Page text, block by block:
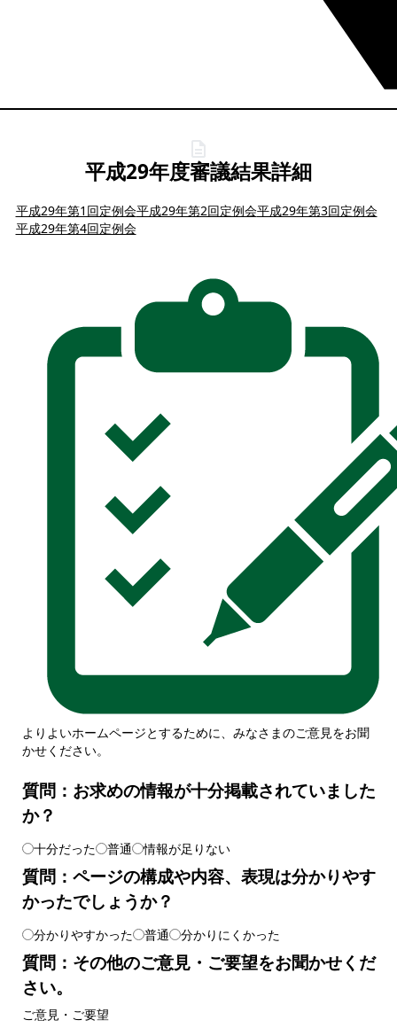
平成29年度審議結果詳細
平成29年第1回定例会平成29年第2回定例会平成29年第3回定例会
平成29年第4回定例会
よりよいホームページとするために、みなさまのご意見をお聞
かせください。
質問：お求めの情報が十分掲載されていました
か？
十分だった 普通 情報が足りない
質問：ページの構成や内容、表現は分かりやす
かったでしょうか？
分かりやすかった 普通 分かりにくかった
質問：その他のご意見・ご要望をお聞かせくだ
さい。
ご意見・ご要望